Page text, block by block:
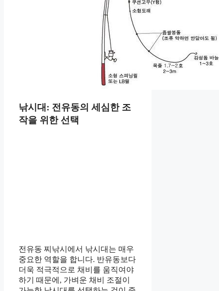
낚시대: 전유동의 세심한 조
작을 위한 선택
전유동 찌낚시에서 낚시대는 매우
중요한 역할을 합니다. 반유동보다
더욱 적극적으로 채비를 움직여야
하기 때문에, 가벼운 채비 조절이